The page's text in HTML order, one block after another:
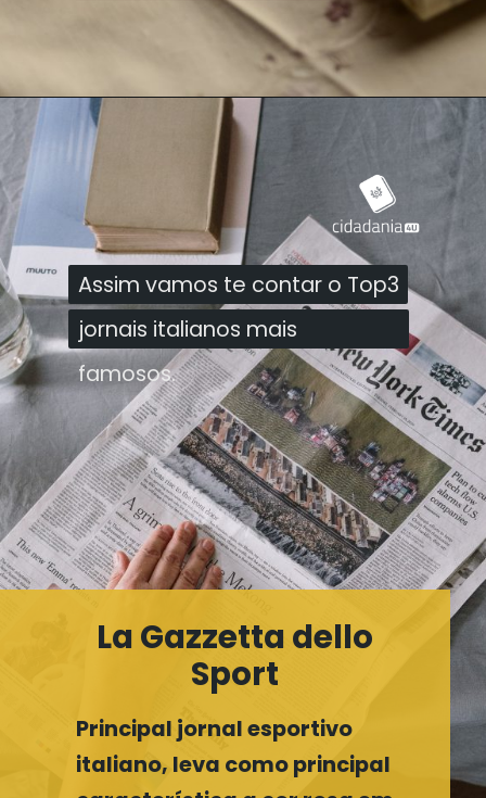
Assim vamos te contar o Top3
jornais italianos mais famosos.
Assim vamos te contar o Top3
jornais italianos mais
famosos.
Principal jornal esportivo
italiano, leva como principal
La Gazzetta dello
Sport